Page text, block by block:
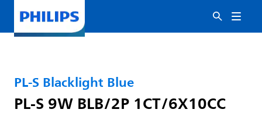
PL-S Blacklight Blue
PL-S 9W BLB/2P 1CT/6X10CC